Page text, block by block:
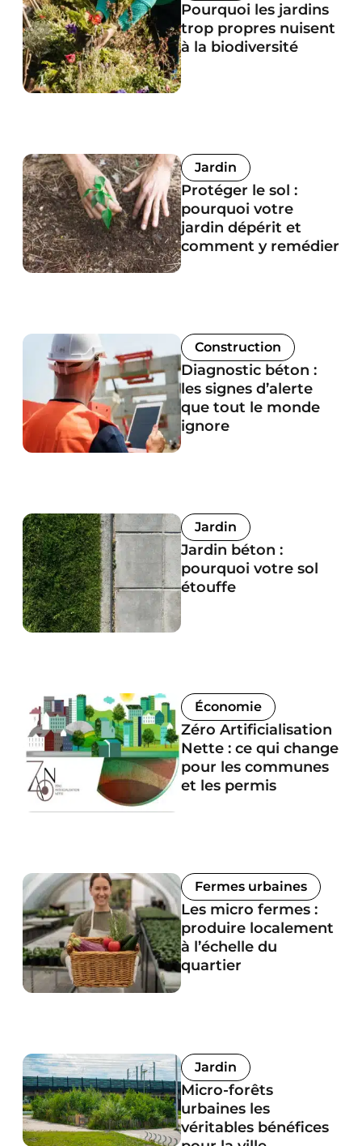
Pourquoi les jardins
trop propres nuisent
à la biodiversité
Jardin
Protéger le sol :
pourquoi votre
jardin dépérit et
comment y remédier
Construction
Diagnostic béton :
les signes d’alerte
que tout le monde
ignore
Jardin
Jardin béton :
pourquoi votre sol
étouffe
Économie
Zéro Artificialisation
Nette : ce qui change
pour les communes
et les permis
Fermes urbaines
Les micro fermes :
produire localement
à l’échelle du
quartier
Jardin
Micro-forêts
urbaines les
véritables bénéfices